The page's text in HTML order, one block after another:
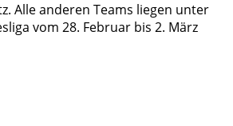
Alle anderen Teams liegen unter
vom 28. Februar bis 2. März